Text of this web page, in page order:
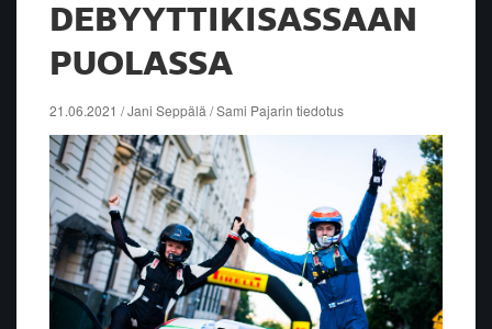
DEBYYTTIKISASSAAN
PUOLASSA
21.06.2021 / Jani Seppälä / Sami Pajarin tiedotus